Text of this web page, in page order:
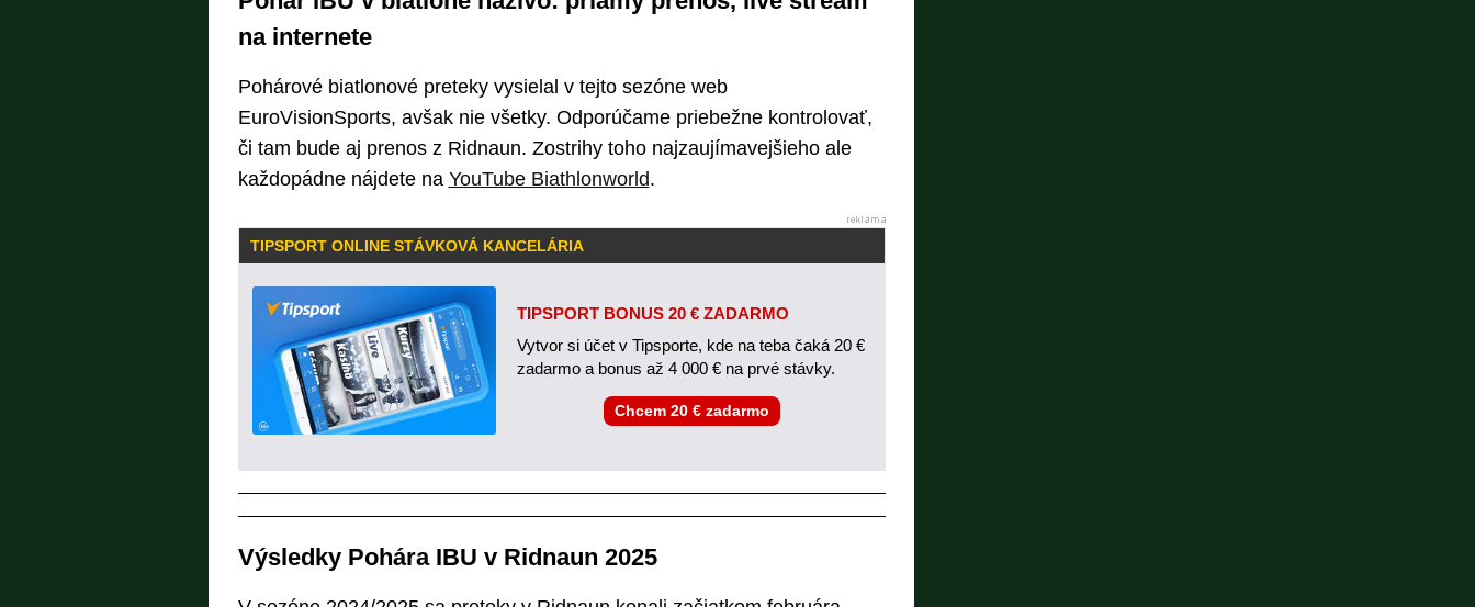
na internete
Pohárové biatlonové preteky vysielal v tejto sezóne web
EuroVisionSports, avšak nie všetky. Odporúčame priebežne kontrolovať,
či tam bude aj prenos z Ridnaun. Zostrihy toho najzaujímavejšieho ale
každopádne nájdete na YouTube Biathlonworld.
TIPSPORT ONLINE STÁVKOVÁ KANCELÁRIA
TIPSPORT BONUS 20 € ZADARMO
Vytvor si účet v Tipsporte, kde na teba čaká 20 €
zadarmo a bonus až 4 000 € na prvé stávky.
Chcem 20 € zadarmo
Výsledky Pohára IBU v Ridnaun 2025